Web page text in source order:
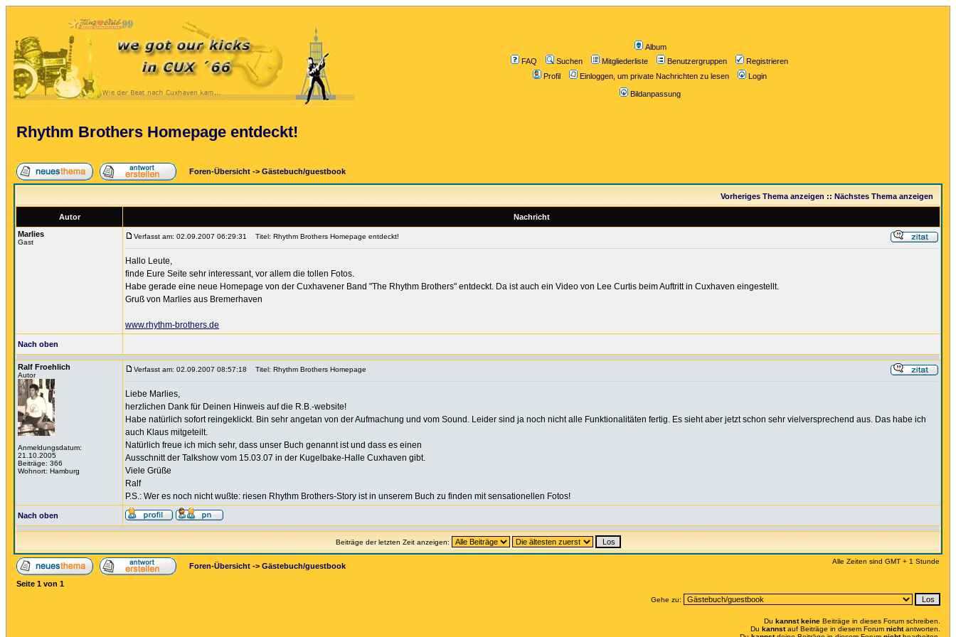
Album
FAQ
Suchen Mitgliederliste Benutzergruppen
Registrieren
Profil
Einloggen, um private Nachrichten zu lesen Login
Bildanpassung
Rhythm Brothers Homepage entdeckt!
Foren-Übersicht -> Gästebuch/guestbook
Vorheriges Thema anzeigen :: Nächstes Thema anzeigen
Autor
Nachricht
Marlies
Gast
Verfasst am: 02.09.2007 06:29:31 Titel: Rhythm Brothers Homepage entdeckt!
Hallo Leute,
finde Eure Seite sehr interessant, vor allem die tollen Fotos.
Habe gerade eine neue Homepage von der Cuxhavener Band "The Rhythm Brothers" entdeckt. Da ist auch ein Video von Lee Curtis beim Auftritt in Cuxhaven eingestellt.
Gruß von Marlies aus Bremerhaven
www.rhythm-brothers.de
Nach oben
Ralf Froehlich
Autor
Anmeldungsdatum:
21.10.2005
Beiträge: 366
Wohnort: Hamburg
Verfasst am: 02.09.2007 08:57:18 Titel: Rhythm Brothers Homepage
Liebe Marlies,
herzlichen Dank für Deinen Hinweis auf die R.B.-website!
Habe natürlich sofort reingeklickt. Bin sehr angetan von der Aufmachung und vom Sound. Leider sind ja noch nicht alle Funktionalitäten fertig. Es sieht aber jetzt schon sehr vielversprechend aus. Das habe ich
auch Klaus mitgeteilt.
Natürlich freue ich mich sehr, dass unser Buch genannt ist und dass es einen
Ausschnitt der Talkshow vom 15.03.07 in der Kugelbake-Halle Cuxhaven gibt.
Viele Grüße
Ralf
P.S.: Wer es noch nicht wußte: riesen Rhythm Brothers-Story ist in unserem Buch zu finden mit sensationellen Fotos!
Nach oben
Beiträge der letzten Zeit anzeigen:
Foren-Übersicht -> Gästebuch/guestbook
Alle Zeiten sind GMT + 1 Stunde
Seite 1 von 1
Gehe zu:
Du kannst keine Beiträge in dieses Forum schreiben.
Du kannstauf Beiträge in diesem Forum nichtantworten.